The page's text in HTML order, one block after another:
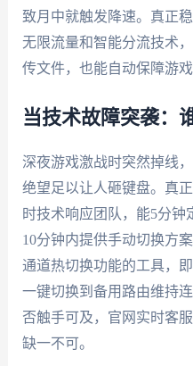
致月中就触发降速。真正
无限流量和智能分流技术
传文件，也能自动保障游戏
当技术故障突袭：
深夜游戏激战时突然掉线
绝望足以让人砸键盘。真
时技术响应团队，能5分钟
10分钟内提供手动切换方
通道热切换功能的工具，
一键切换到备用路由维持
否触手可及，官网实时客
缺一不可。